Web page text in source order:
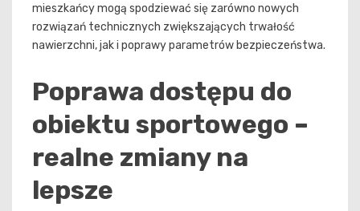
mieszkańcy mogą spodziewać się zarówno nowych
rozwiązań technicznych zwiększających trwałość
nawierzchni, jak i poprawy parametrów bezpieczeństwa.
Poprawa dostępu do
obiektu sportowego –
realne zmiany na
lepsze